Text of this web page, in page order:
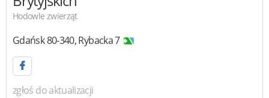
Hodowle zwierząt
Gdańsk80-340,Rybacka 7
zgłoś do aktualizacji